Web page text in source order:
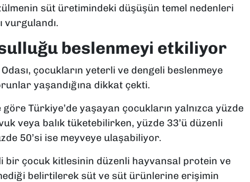
süt üretimindeki düşüşün temel nedenleri
vurgulandı.
beslenmeyi etkiliyor
çocukların yeterli ve dengeli beslenmeye
yaşandığına dikkat çekti.
Türkiye’de yaşayan çocukların yalnızca yüzde
veya balık tüketebilirken, yüzde 33’ü düzenli
50’si ise meyveye ulaşabiliyor.
bir çocuk kitlesinin düzenli hayvansal protein ve
belirtilerek süt ve süt ürünlerine erişimin